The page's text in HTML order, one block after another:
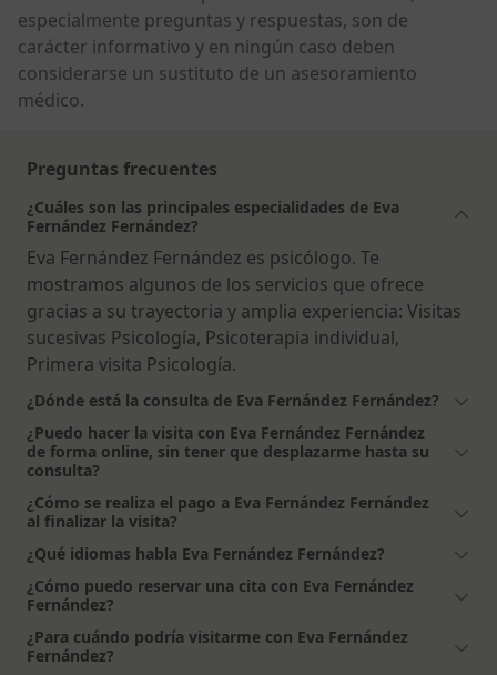
especialmente preguntas y respuestas, son de
carácter informativo y en ningún caso deben
considerarse un sustituto de un asesoramiento
médico.
Preguntas frecuentes
¿Cuáles son las principales especialidades de Eva
Fernández Fernández?
Eva Fernández Fernández es psicólogo. Te
mostramos algunos de los servicios que ofrece
gracias a su trayectoria y amplia experiencia: Visitas
sucesivas Psicología, Psicoterapia individual,
Primera visita Psicología.
¿Dónde está la consulta de Eva Fernández Fernández?
¿Puedo hacer la visita con Eva Fernández Fernández
de forma online, sin tener que desplazarme hasta su
consulta?
¿Cómo se realiza el pago a Eva Fernández Fernández
al finalizar la visita?
¿Qué idiomas habla Eva Fernández Fernández?
¿Cómo puedo reservar una cita con Eva Fernández
Fernández?
¿Para cuándo podría visitarme con Eva Fernández
Fernández?